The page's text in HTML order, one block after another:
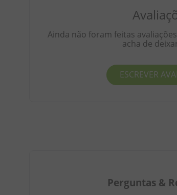
Ainda não foram feitas
acha de
ESCREVER
Perguntas &